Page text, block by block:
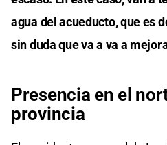
agua del acueducto, que es
sin duda que va a va a
Presencia en el
provincia